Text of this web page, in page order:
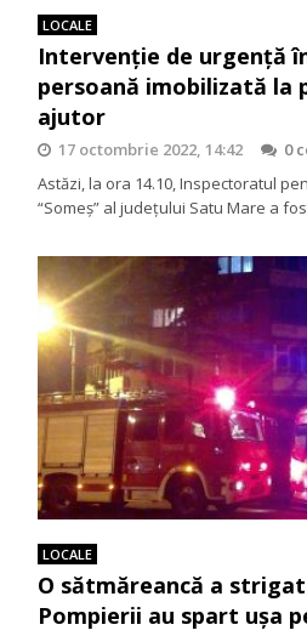
LOCALE
Intervenție de urgență
persoană imobilizată la
ajutor
17 octombrie 2022, 14:42
0
Astăzi, la ora 14.10, Inspectoratul
“Someș” al județului Satu Mare a
LOCALE
O sătmăreancă a
Pompierii au spart ușa